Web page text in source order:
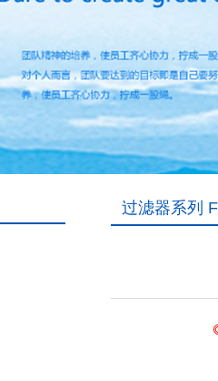
过滤器系列